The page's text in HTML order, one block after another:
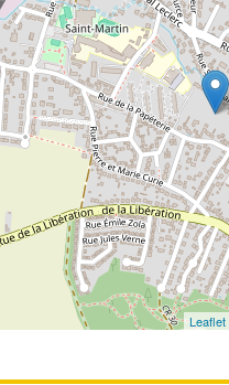
Leaflet